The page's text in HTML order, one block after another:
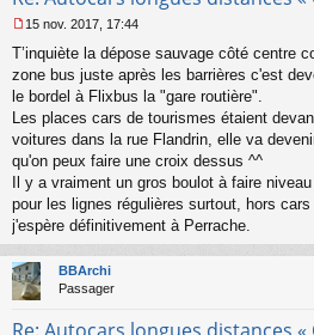
e
s
s
g
e
n
o
n
u
15 nov. 2017, 17:44
T’inquiète la dépose sauvage côté centre
zone bus juste après les barrières c'est
le bordel à Flixbus la "gare routière".
Les places cars de tourismes étaient
voitures dans la rue Flandrin, elle va
qu'on peux faire une croix dessus ^^
Il y a vraiment un gros boulot à faire
pour les lignes régulières surtout, hors
j'espère définitivement à Perrache.
BBArchi
Passager